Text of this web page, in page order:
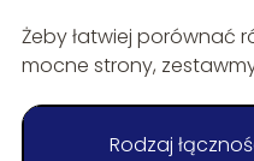
Żeby łatwiej porównać
mocne strony,
Rodzaj